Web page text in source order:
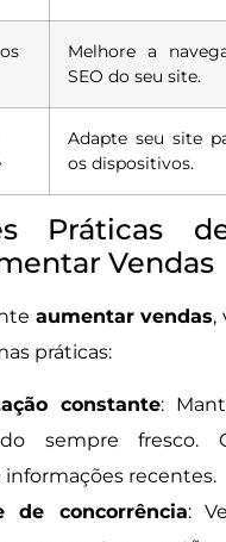
Melhore a
SEO do seu site.
Adapte seu site
os dispositivos.
Práticas
Vendas
aumentar vendas,
práticas:
constante:
sempre fresco.
informações recentes.
de concorrência: